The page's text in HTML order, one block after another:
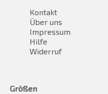
Kontakt
Über uns
Impressum
Hilfe
Widerruf
Größen